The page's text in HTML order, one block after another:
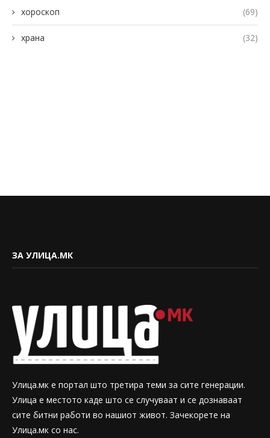
хороскоп (69)
храна (32)
ЗА УЛИЦА.МК
Улица.мк е портал што третира теми за сите генерации.
Улица е местото каде што се случуваат и се дознаваат
сите битни работи во нашиот живот. Зачекорете на
Улица.мк со нас.